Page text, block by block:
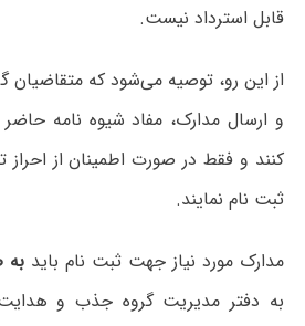
قابل استرداد نیست.
از این رو، توصیه می‌شود که متقاضیان
و ارسال مدارک، مفاد شیوه نامه
کنند و فقط در صورت اطمینان از احراز
ثبت نام نمایند.
مدارک مورد نیاز جهت ثبت نام باید
به دفتر مدیریت گروه جذب و